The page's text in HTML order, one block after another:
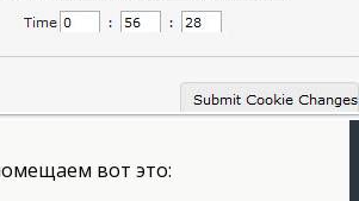
вот это: